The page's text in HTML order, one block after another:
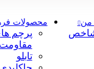
من محصولات
پرچم
مقاومت
تابلو